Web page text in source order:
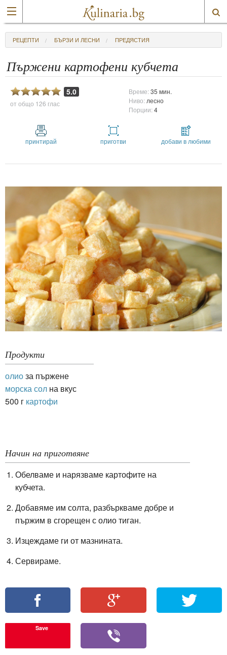
РЕЦЕПТИ БЪРЗИ И ЛЕСНИ ПРЕДЯСТИЯ
Пържени картофени кубчета
5.0
от общо 126 глас
Време:35 мин.
Ниво: лесно
Порции:4
принтирай приготви добави в любими
Продукти
олиоза пържене
морска сол на вкус
500 г картофи
Начин на приготвяне
Обелваме и нарязваме картофите на
кубчета.
Добавяме им солта, разбъркваме добре и
пържим в сгорещен с олио тиган.
Изцеждаме ги от мазнината.
Сервираме.
Save